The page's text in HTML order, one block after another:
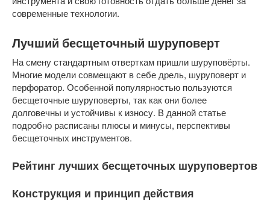
современные технологии.
Лучший бесщеточный шуруповерт
На смену стандартным отверткам пришли шуруповёрты.
Многие модели совмещают в себе дрель, шуруповерт и
перфоратор. Особенной популярностью пользуются
бесщеточные шуруповерты, так как они более
долговечны и устойчивы к износу. В данной статье
подробно расписаны плюсы и минусы, перспективы
бесщеточных инструментов.
Рейтинг лучших бесщеточных шуруповертов
Конструкция и принцип действия